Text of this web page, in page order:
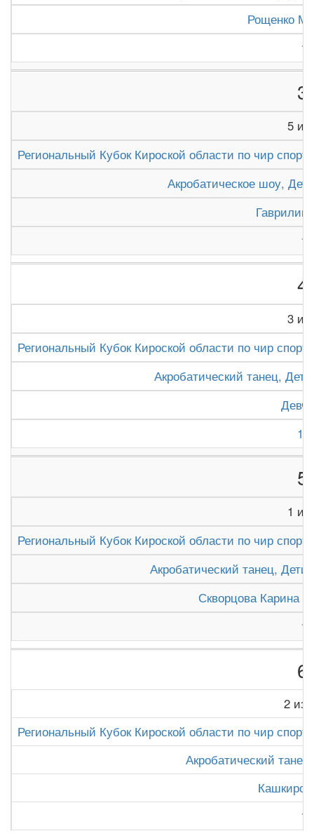
Рощенко
1
3
5 из
Региональный Кубок Кироской области по чир
Акробатическое шоу,
1
4
3 из
Региональный Кубок Кироской области по чир
Акробатический танец,
18
5
1 из
Региональный Кубок Кироской области по чир
Акробатический танец,
Скворцова Карина
1
6
2 из
Региональный Кубок Кироской области по чир
Акробатический
1